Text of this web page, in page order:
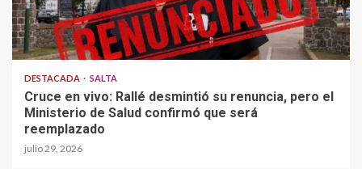
DESTACADA SALTA
Cruce en vivo: Rallé desmintió su renuncia, pero el
Ministerio de Salud confirmó que será
reemplazado
julio 29, 2026